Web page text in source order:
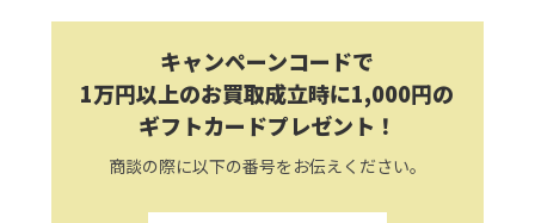
キャンペーンコードで
1万円以上のお買取成立時に1,000円の
ギフトカードプレゼント！
商談の際に以下の番号をお伝えください。